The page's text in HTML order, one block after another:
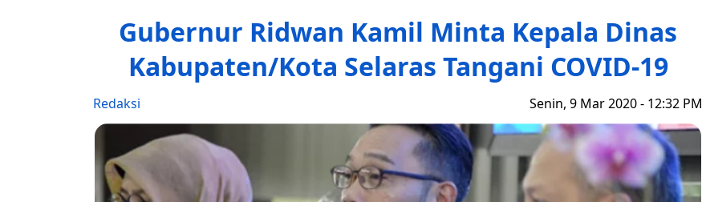
Gubernur Ridwan Kamil Minta Kepala Dinas
Kabupaten/Kota Selaras Tangani COVID-19
Redaksi Senin, 9 Mar 2020 - 12:32 PM